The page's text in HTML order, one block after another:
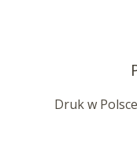
Druk w